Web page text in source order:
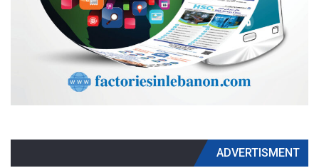
ADVERTISMENT